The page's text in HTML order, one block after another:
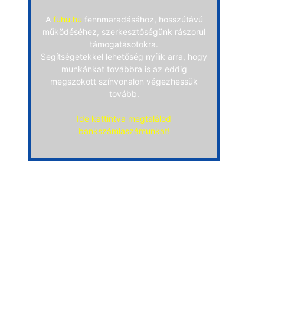
A fuhu.hu fennmaradásához, hosszútávú
működéséhez, szerkesztőségünk rászorul
támogatásotokra.
Segítségetekkel lehetőség nyílik arra, hogy
munkánkat továbbra is az eddig
megszokott színvonalon végezhessük
tovább.
Ide kattintva megtalálod
bankszámlaszámunkat!